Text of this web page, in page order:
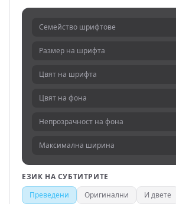
Семейство шрифтове
Размер на шрифта
Цвят на шрифта
Цвят на фона
Непрозрачност на фона
Максимална ширина
ЕЗИК НА СУБТИТРИТЕ
Преведени Оригинални И двете